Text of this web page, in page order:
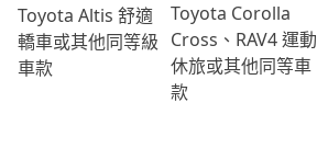
Toyota Altis 舒適
轎車或其他同等級
車款
Toyota Corolla
Cross、RAV4 運動
休旅或其他同等車
款